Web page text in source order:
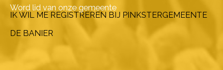
Word lid van onze gemeente
IK WIL ME REGISTREREN BIJ PINKSTERGEMEENTE
DE BANIER